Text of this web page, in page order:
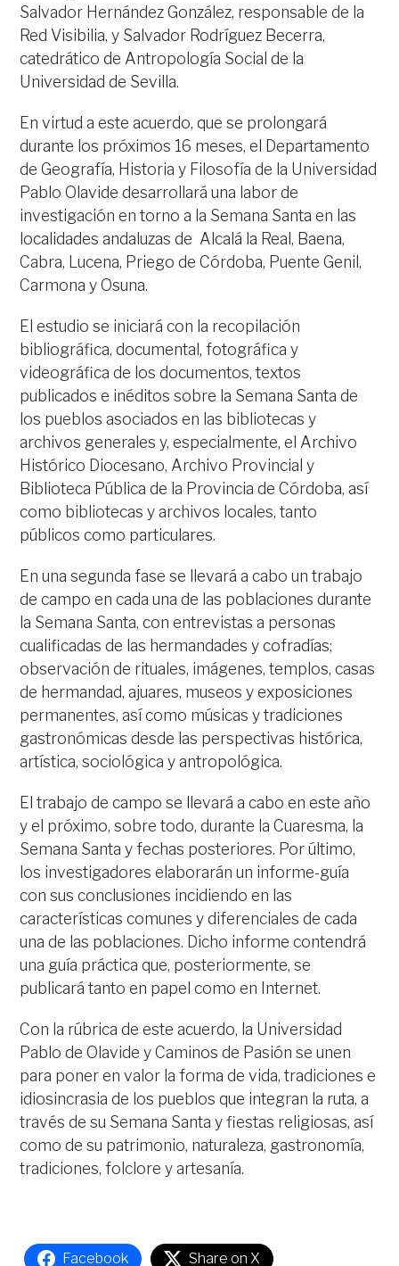
Salvador Hernández González, responsable de la
Red Visibilia, y Salvador Rodríguez Becerra,
catedrático de Antropología Social de la
Universidad de Sevilla.
En virtud a este acuerdo, que se prolongará
durante los próximos 16 meses, el Departamento
de Geografía, Historia y Filosofía de la Universidad
Pablo Olavide desarrollará una labor de
investigación en torno a la Semana Santa en las
localidades andaluzas de Alcalá la Real, Baena,
Cabra, Lucena, Priego de Córdoba, Puente Genil,
Carmona y Osuna.
El estudio se iniciará con la recopilación
bibliográfica, documental, fotográfica y
videográfica de los documentos, textos
publicados e inéditos sobre la Semana Santa de
los pueblos asociados en las bibliotecas y
archivos generales y, especialmente, el Archivo
Histórico Diocesano, Archivo Provincial y
Biblioteca Pública de la Provincia de Córdoba, así
como bibliotecas y archivos locales, tanto
públicos como particulares.
En una segunda fase se llevará a cabo un trabajo
de campo en cada una de las poblaciones durante
la Semana Santa, con entrevistas a personas
cualificadas de las hermandades y cofradías;
observación de rituales, imágenes, templos, casas
de hermandad, ajuares, museos y exposiciones
permanentes, así como músicas y tradiciones
gastronómicas desde las perspectivas histórica,
artística, sociológica y antropológica.
El trabajo de campo se llevará a cabo en este año
y el próximo, sobre todo, durante la Cuaresma, la
Semana Santa y fechas posteriores. Por último,
los investigadores elaborarán un informe-guía
con sus conclusiones incidiendo en las
características comunes y diferenciales de cada
una de las poblaciones. Dicho informe contendrá
una guía práctica que, posteriormente, se
publicará tanto en papel como en Internet.
Con la rúbrica de este acuerdo, la Universidad
Pablo de Olavide y Caminos de Pasión se unen
para poner en valor la forma de vida, tradiciones e
idiosincrasia de los pueblos que integran la ruta, a
través de su Semana Santa y fiestas religiosas, así
como de su patrimonio, naturaleza, gastronomía,
tradiciones, folclore y artesanía.
Facebook Share on X